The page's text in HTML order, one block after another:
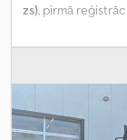
zs) , pirmā
pārbaude (TÜV):
Aprīkojums:ABS,